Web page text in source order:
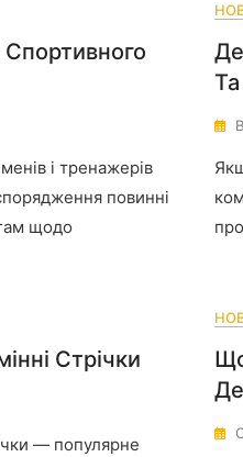
і тренажерів
повинні
щодо
Та
Стрічки
— популярне